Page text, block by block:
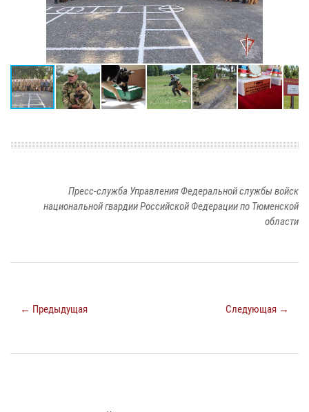
Пресс-служба Управления Федеральной службы войск
национальной гвардии Российской Федерации по Тюменской
области
← Предыдущая Следующая →